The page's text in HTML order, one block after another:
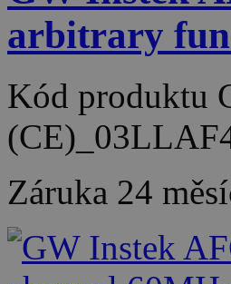
arbitrary
Kód produktu
Záruka 24